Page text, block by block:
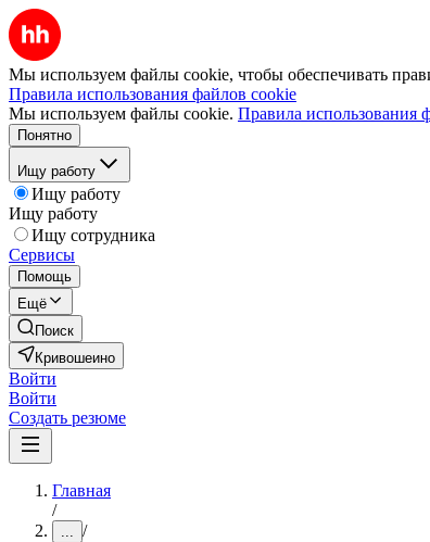
Мы используем файлы cookie, чтобы обеспечивать
Правила использования файлов cookie
Мы используем файлы cookie. Правила использования
Понятно
Ищу работу
Ищу работу
Ищу работу
Ищу сотрудника
Сервисы
Помощь
Ещё
Поиск
Кривошеино
Войти
Войти
Создать резюме
Главная
/
... /